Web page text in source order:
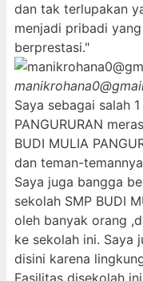
dan tak terlupakan
menjadi pribadi
berprestasi."
Saya sebagai salah
PANGURURAN
BUDI MULIA
dan teman-
Saya juga bangga
sekolah SMP BUDI
oleh banyak orang
ke sekolah ini. Saya
disini karena